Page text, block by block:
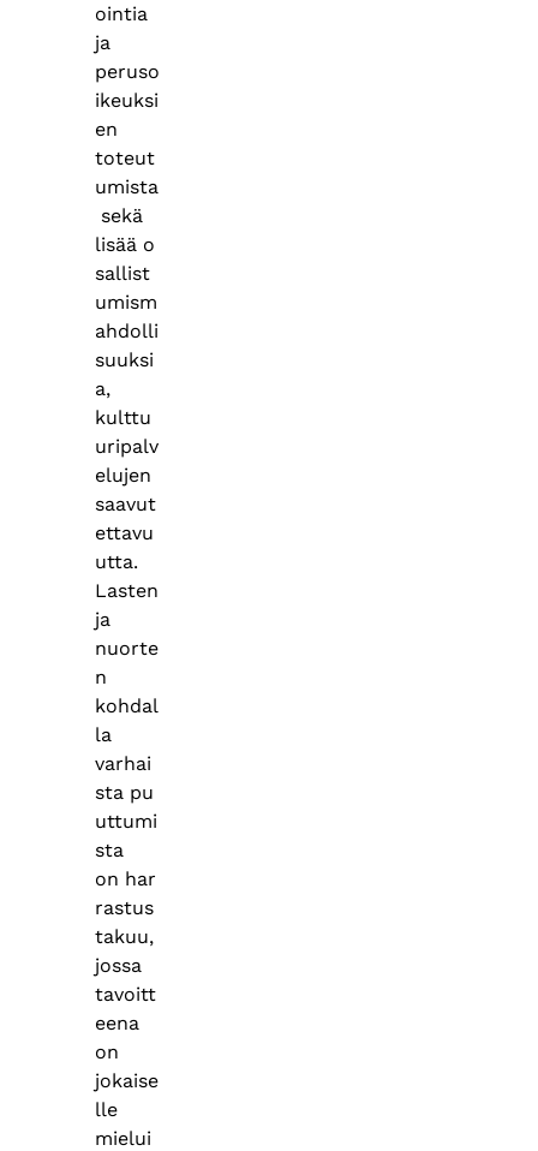
ointia
ja
peruso
ikeuksi
en
toteut
umista
sekä
lisää o
sallist
umism
ahdolli
suuksi
a,
kulttu
uripalv
elujen
saavut
ettavu
utta.
Lasten
ja
nuorte
n
kohdal
la
varhai
sta pu
uttumi
sta
on har
rastus
takuu,
jossa
tavoitt
eena
on
jokaise
lle
mielui